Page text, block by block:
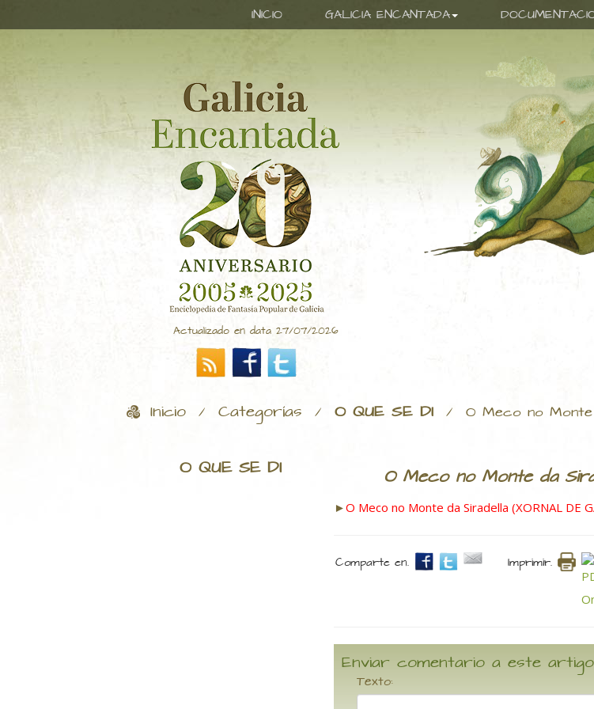
INICIO GALICIA ENCANTADA
Actualizado en data 27/07/2026
Inicio / Categorías / O QUE SE DI / O Meco no
O QUE SE DI O Meco no Monte da
►O Meco no Monte da Siradella (XORNAL DE
Comparte en. Imprimir.
Enviar comentario a este
Texto: